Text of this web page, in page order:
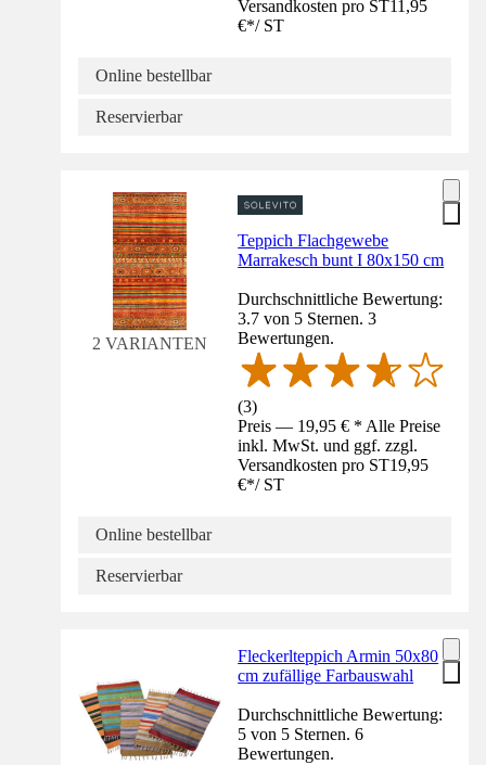
Versandkosten pro ST11,95
€*/ ST
Online bestellbar
Reservierbar
2 VARIANTEN
Teppich Flachgewebe
Marrakesch bunt I 80x150 cm
Durchschnittliche Bewertung:
3.7 von 5 Sternen. 3
Bewertungen.
(3)
Preis — 19,95 € * Alle Preise
inkl. MwSt. und ggf. zzgl.
Versandkosten pro ST19,95
€*/ ST
Online bestellbar
Reservierbar
Fleckerlteppich Armin 50x80
cm zufällige Farbauswahl
Durchschnittliche Bewertung:
5 von 5 Sternen. 6
Bewertungen.